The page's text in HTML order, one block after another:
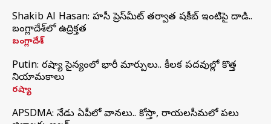
Shakib Al Hasan: హసీనా ప్రెస్‌మీట్‌ తర్వాత షకీబ్‌ ఇంటిపై దాడి..
బంగ్లాదేశ్‌లో ఉద్రిక్తత
బంగ్లాదేశ్
Putin: రష్యా సైన్యంలో భారీ మార్పులు.. కీలక పదవుల్లో కొత్త
నియామకాలు
రష్యా
APSDMA: నేడు ఏపీలో వానలు.. కోస్తా, రాయలసీమలో పలు